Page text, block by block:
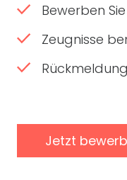
Bewerben
Zeugnisse
Jetzt